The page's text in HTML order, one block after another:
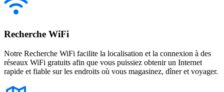
Recherche WiFi
Notre Recherche WiFi facilite la localisation et la connexion à des
réseaux WiFi gratuits afin que vous puissiez obtenir un Internet
rapide et fiable sur les endroits où vous magasinez, dîner et voyager.